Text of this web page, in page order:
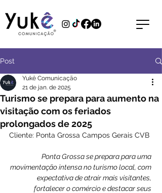
Post
Turismo se prepara para aumento na
visitação com os feriados
prolongados de 2025
Yukê Comunicação
21 de jan. de 2025
Cliente: Ponta Grossa Campos Gerais CVB
Ponta Grossa se prepara para uma
movimentação intensa no turismo local, com
expectativa de atrair mais visitantes,
fortalecer o comércio e destacar seus